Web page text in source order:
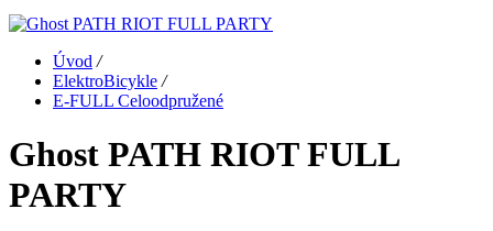
Úvod /
ElektroBicykle /
E-FULL Celoodpružené
Ghost PATH RIOT FULL
PARTY